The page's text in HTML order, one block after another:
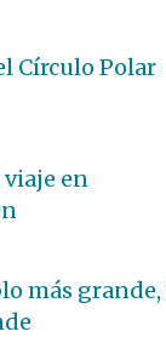
Círculo Polar
viaje en
más grande,